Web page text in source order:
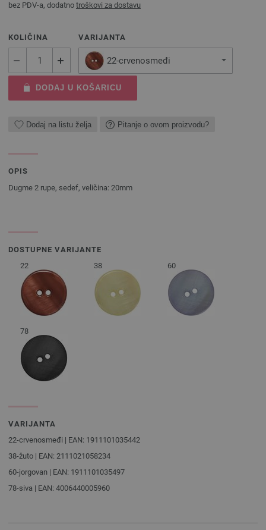
bez PDV-a, dodatno troškovi za dostavu
KOLIČINA VARIJANTA
22-crvenosmeđi
DODAJ U KOŠARICU
Dodaj na listu želja Pitanje o ovom proizvodu?
OPIS
Dugme 2 rupe, sedef, veličina: 20mm
DOSTUPNE VARIJANTE
22
38 60
78
VARIJANTA
22-crvenosmeđi | EAN: 1911101035442
38-žuto | EAN: 2111021058234
60-jorgovan | EAN: 1911101035497
78-siva | EAN: 4006440005960